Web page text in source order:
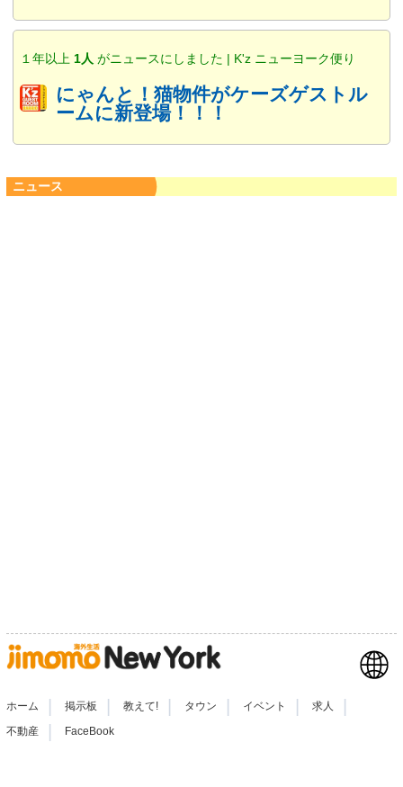
１年以上 1人 がニュースにしました | K'z ニューヨーク便り
にゃんと！猫物件がケーズゲストル
ームに新登場！！！
ニュース
ホーム 掲示板 教えて! タウン イベント 求人
不動産 | FaceBook